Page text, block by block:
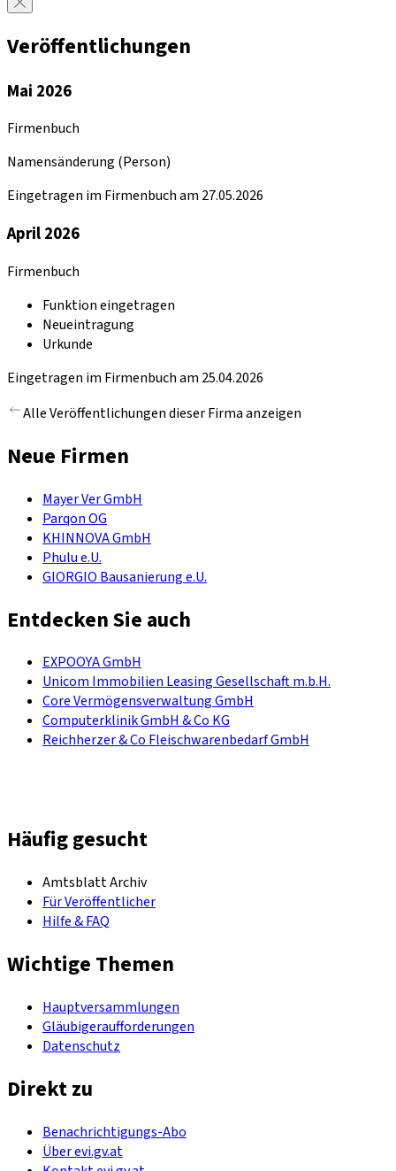
Veröffentlichungen
Mai 2026
Firmenbuch
Namensänderung (Person)
Eingetragen im Firmenbuch am 27.05.2026
April 2026
Firmenbuch
Funktion eingetragen
Neueintragung
Urkunde
Eingetragen im Firmenbuch am 25.04.2026
Alle Veröffentlichungen dieser Firma anzeigen
Neue Firmen
Mayer Ver GmbH
Parqon OG
KHINNOVA GmbH
Phulu e.U.
GIORGIO Bausanierung e.U.
Entdecken Sie auch
EXPOOYA GmbH
Unicom Immobilien Leasing Gesellschaft m.b.H.
Core Vermögensverwaltung GmbH
Computerklinik GmbH & Co KG
Reichherzer & Co Fleischwarenbedarf GmbH
Häufig gesucht
Amtsblatt Archiv
Für Veröffentlicher
Hilfe & FAQ
Wichtige Themen
Hauptversammlungen
Gläubigeraufforderungen
Datenschutz
Direkt zu
Benachrichtigungs-Abo
Über evi.gv.at